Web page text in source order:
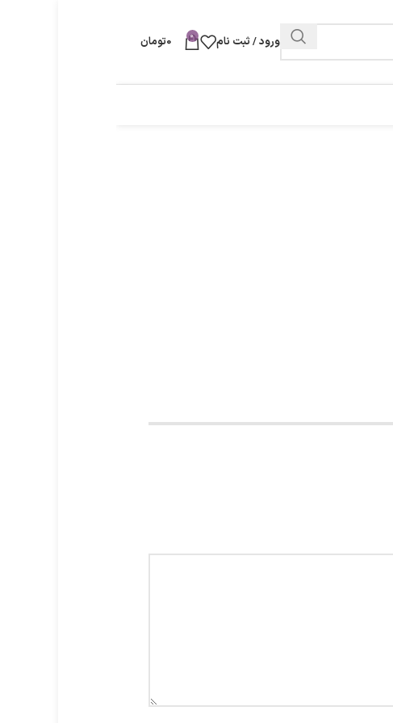
ورود / ثبت نام 0
0تومان